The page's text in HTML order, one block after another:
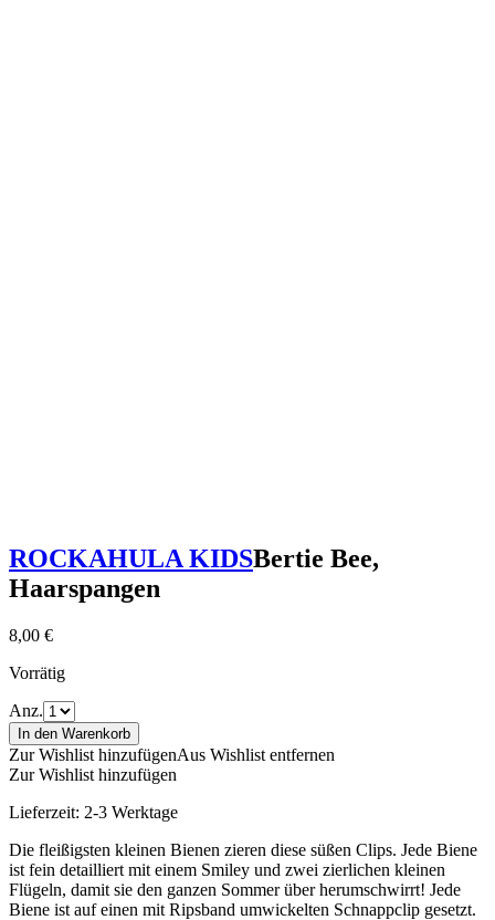
ROCKAHULA KIDSBertie Bee,
Haarspangen
8,00 €
Vorrätig
Anz.
In den Warenkorb
Zur Wishlist hinzufügenAus Wishlist entfernen
Zur Wishlist hinzufügen
Lieferzeit: 2-3 Werktage
Die fleißigsten kleinen Bienen zieren diese süßen Clips. Jede Biene
ist fein detailliert mit einem Smiley und zwei zierlichen kleinen
Flügeln, damit sie den ganzen Sommer über herumschwirrt! Jede
Biene ist auf einen mit Ripsband umwickelten Schnappclip gesetzt.